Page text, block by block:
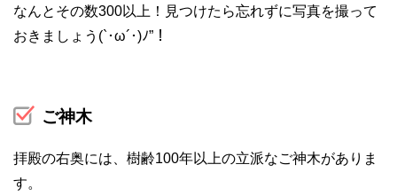
なんとその数300以上！見つけたら忘れずに写真を撮って
おきましょう(`･ω´･)ﾉ”！
ご神木
拝殿の右奥には、樹齢100年以上の立派なご神木がありま
す。